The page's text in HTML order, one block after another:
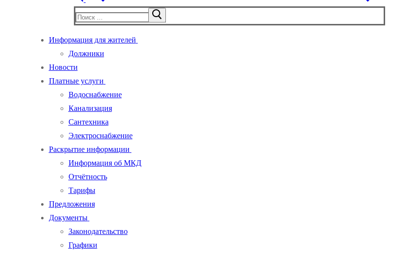
Найти:
Информация для жителей
Должники
Новости
Платные услуги
Водоснабжение
Канализация
Сантехника
Электроснабжение
Раскрытие информации
Информация об МКД
Отчётность
Тарифы
Предложения
Документы
Законодательство
Графики